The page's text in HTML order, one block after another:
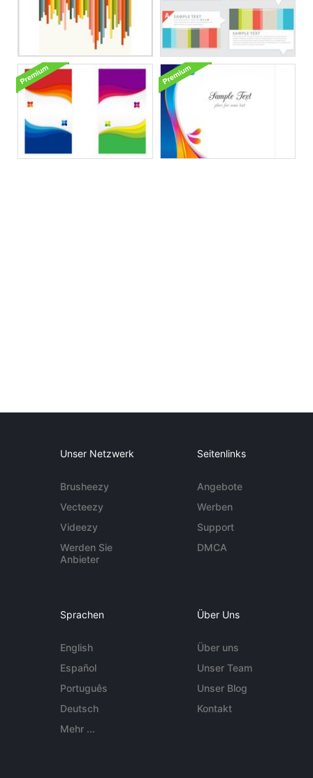
Unser Netzwerk
Brusheezy
Vecteezy
Videezy
Werden Sie
Anbieter
Seitenlinks
Angebote
Werben
Support
DMCA
Sprachen
English
Español
Português
Deutsch
Mehr ...
Über Uns
Über uns
Unser Team
Unser Blog
Kontakt